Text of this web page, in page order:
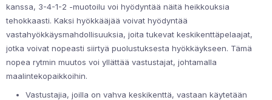
kanssa, 3-4-1-2 -muotoilu voi hyödyntää näitä heikkouksia
tehokkaasti. Kaksi hyökkääjää voivat hyödyntää
vastahyökkäysmahdollisuuksia, joita tukevat keskikenttäpelaajat,
jotka voivat nopeasti siirtyä puolustuksesta hyökkäykseen. Tämä
nopea rytmin muutos voi yllättää vastustajat, johtamalla
maalintekopaikkoihin.
Vastustajia, joilla on vahva keskikenttä, vastaan käytetään